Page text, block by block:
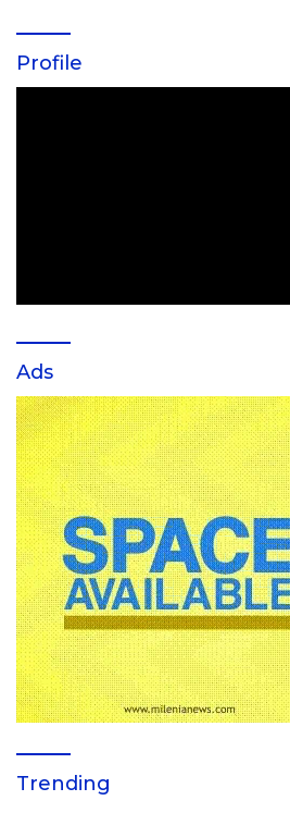
Profile
Ads
Trending